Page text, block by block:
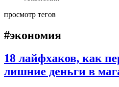
просмотр тегов
#экономия
18 лайфхаков, как
лишние деньги в